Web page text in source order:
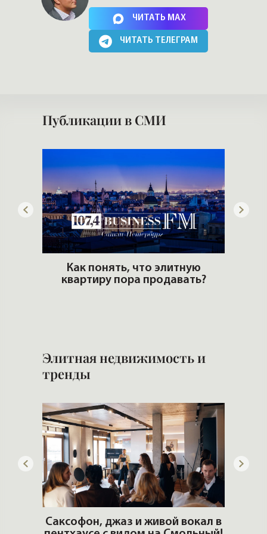
Нажимая на кнопку, Вы соглашаетесь c политикой сайта
ЧИТАТЬ MAX
ЧИТАТЬ ТЕЛЕГРАМ
Публикации в СМИ
Как понять, что элитную
квартиру пора продавать?
Элитная недвижимость и
тренды
Саксофон, джаз и живой вокал в